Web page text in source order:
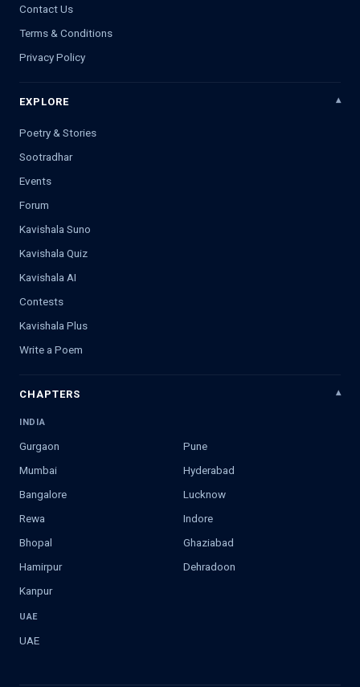
Contact Us
Terms & Conditions
Privacy Policy
EXPLORE
Poetry & Stories
Sootradhar
Events
Forum
Kavishala Suno
Kavishala Quiz
Kavishala AI
Contests
Kavishala Plus
Write a Poem
CHAPTERS
INDIA
Gurgaon
Pune
Mumbai
Hyderabad
Bangalore
Lucknow
Rewa
Indore
Bhopal
Ghaziabad
Hamirpur
Dehradoon
Kanpur
UAE
UAE